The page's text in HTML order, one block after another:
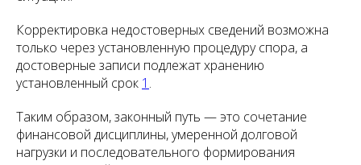
Корректировка недостоверных сведений возможна
только через установленную процедуру спора, а
достоверные записи подлежат хранению
установленный срок 1 .
Таким образом, законный путь — это сочетание
финансовой дисциплины, умеренной долговой
нагрузки и последовательного формирования